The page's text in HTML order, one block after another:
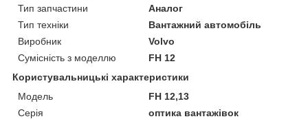
Тип запчастини
Аналог
Тип техніки
Вантажний автомобіль
Виробник
Volvo
Сумісність з моделлю
FH 12
Користувальницькі характеристики
Мoдель
FH 12,13
Серія
оптика вантажівок